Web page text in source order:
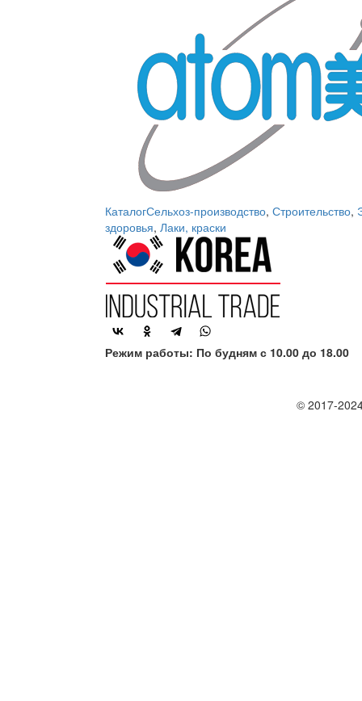
КаталогСельхоз-производство, Строительство,
здоровья, Лаки, краски
Режим работы: По будням с 10.00 до 18.00
© 2017-